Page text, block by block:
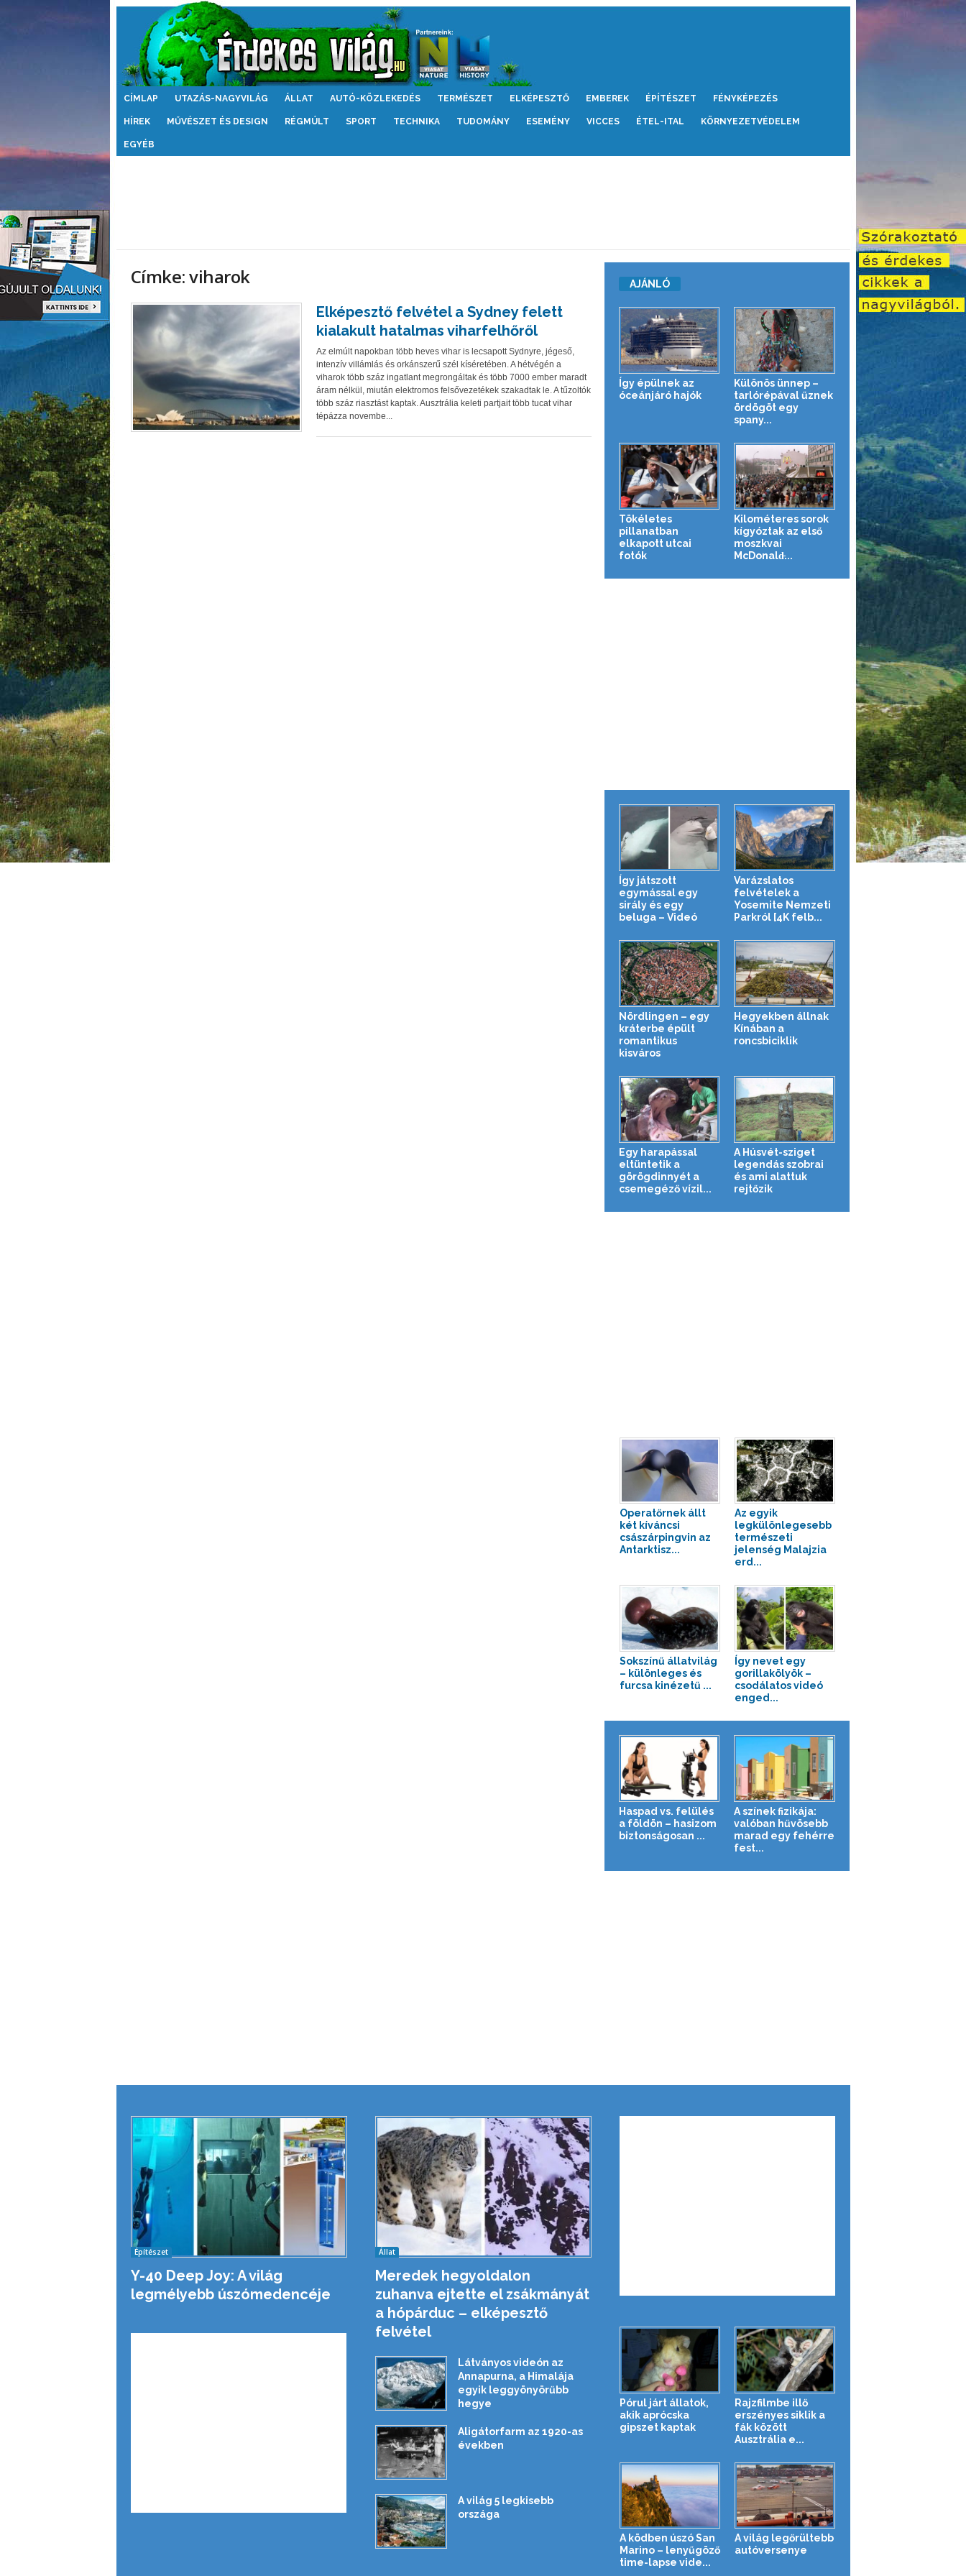
Érdekes
CÍMLAP UTAZÁS-NAGYVILÁG ÁLLAT AUTÓ-KÖZLEKEDÉS TERMÉSZET ELKÉPESZTŐ EMBEREK ÉPÍTÉSZET FÉNYKÉPEZÉS
HÍREK MŰVÉSZET ÉS DESIGN RÉGMÚLT SPORT TECHNIKA TUDOMÁNY ESEMÉNY VICCES ÉTEL-ITAL KÖRNYEZETVÉDELEM
EGYÉB
Címke: viharok
Elképesztő felvétel a Sydney felett
kialakult hatalmas viharfelhőről
Az elmúlt napokban több heves vihar is lecsapott Sydnyre, jégeső,
intenzív villámlás és orkánszerű szél kíséretében. A hétvégén a
viharok több száz ingatlant megrongáltak és több 7000 ember maradt
áram nélkül, miután elektromos felsővezetékek szakadtak le. A tűzoltók
több száz riasztást kaptak. Ausztrália keleti partjait több tucat vihar
tépázza novembe...
AJÁNLÓ
Így épülnek az
óceánjáró hajók
Különös ünnep –
tarlórépával űznek
ördögöt egy
spany...
Tökéletes
pillanatban
elkapott utcai
fotók
Kilométeres sorok
kígyóztak az első
moszkvai
McDonald̵...
Így játszott
egymással egy
sirály és egy
beluga – Videó
Varázslatos
felvételek a
Yosemite Nemzeti
Parkról [4K felb...
Nördlingen – egy
kráterbe épült
romantikus
kisváros
Hegyekben állnak
Kínában a
roncsbiciklik
Egy harapással
eltüntetik a
görögdinnyét a
csemegéző vízil...
A Húsvét-sziget
legendás szobrai
és ami alattuk
rejtőzik
Operatőrnek állt
két kíváncsi
császárpingvin az
Antarktisz...
Az egyik
legkülönlegesebb
természeti
jelenség Malajzia
erd...
Sokszínű állatvilág
– különleges és
furcsa kinézetű ...
Így nevet egy
gorillakölyök –
csodálatos videó
enged...
Haspad vs. felülés
a földön – hasizom
biztonságosan ...
A színek fizikája:
valóban hűvösebb
marad egy fehérre
fest...
Építészet
Y-40 Deep Joy: A világ
legmélyebb úszómedencéje
Állat
Meredek hegyoldalon
zuhanva ejtette el zsákmányát
a hópárduc – elképesztő
felvétel
Látványos videón az
Annapurna, a Himalája
egyik leggyönyörűbb
hegye
Aligátorfarm az 1920-as
években
A világ 5 legkisebb
országa
Pórul járt állatok,
akik aprócska
gipszet kaptak
Rajzfilmbe illő
erszényes siklik a
fák között
Ausztrália e...
A ködben úszó San
Marino – lenyűgöző
time-lapse vide...
A világ legőrültebb
autóversenye